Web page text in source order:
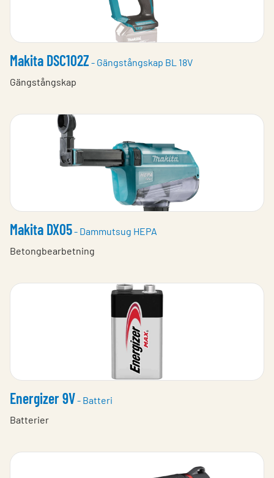
Makita DSC102Z - Gängstångskap BL 18V
Gängstångskap
Makita DX05- Dammutsug HEPA
Betongbearbetning
Energizer 9V- Batteri
Batterier